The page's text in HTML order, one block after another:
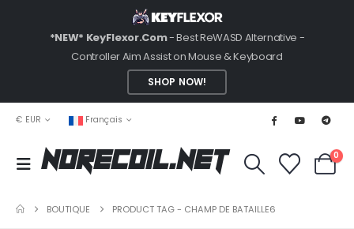
*NEW* KeyFlexor.Com- Best ReWASD Alternative -
Controller Aim Assist on Mouse & Keyboard
SHOP NOW!
€ EUR Français
NoRecoil.Net 0
BOUTIQUE PRODUCT TAG - CHAMP DE BATAILLE6